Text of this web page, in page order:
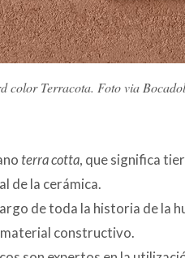
color Terracota. Foto via
terra cotta, que significa
de la cerámica.
de toda la historia de
constructivo.